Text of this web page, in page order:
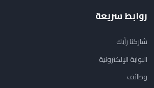
روابط سريعة
شاركنا رأيك
البوابة الإلكترونية
وظائف